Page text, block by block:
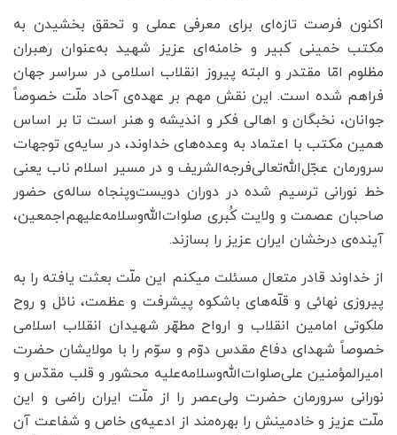
اکنون فرصت تازه‌ای برای معرفی عملی و تحقق بخشیدن به
مکتب خمینی کبیر و خامنه‌ای عزیز شهید به‌عنوان رهبران
مظلوم امّا مقتدر و البته پیروز انقلاب اسلامی در سراسر جهان
فراهم شده است. این نقش مهم بر عهده‌ی آحاد ملّت خصوصاً
جوانان، نخبگان و اهالی فکر و اندیشه و هنر است تا بر اساس
همین مکتب با اعتماد به وعده‌های خداوند، در سایه‌ی توجهات
سرورمان عجّل‌‌الله‌تعالی‌فرجه‌الشریف و در مسیر اسلام ناب یعنی
خط نورانی ترسیم شده در دوران دویست‌و‌پنجاه ساله‌ی حضور
صاحبان عصمت و ولایت کُبری صلوات‌الله‌وسلامه‌علیهم‌اجمعین،
آینده‌ی درخشان ایران عزیز را بسازند.
از خداوند قادر متعال مسئلت میکنم این ملّت بعثت یافته را به
پیروزی نهائی و قلّه‌های باشکوه پیشرفت و عظمت، نائل و روح
ملکوتی امامین انقلاب و ارواح مطهّر شهیدان انقلاب اسلامی
خصوصاً شهدای دفاع مقدس دوّم و سوّم را با مولایشان حضرت
امیرالمؤمنین علی‌صلوات‌الله‌وسلامه‌علیه محشور و قلب مقدّس و
نورانی سرورمان حضرت ولی‌عصر را از ملّت ایران راضی و این
ملّت عزیز و خادمینش را بهره‌مند از ادعیه‌ی خاص و شفاعت آن